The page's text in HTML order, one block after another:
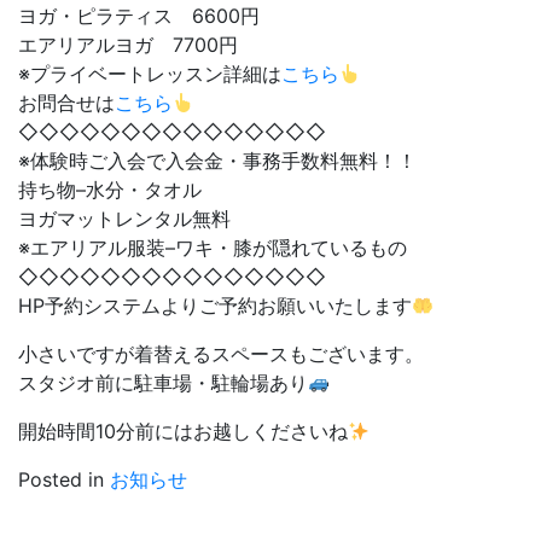
ヨガ・ピラティス 6600円
エアリアルヨガ 7700円
※プライベートレッスン詳細はこちら
お問合せはこちら
◇◇◇◇◇◇◇◇◇◇◇◇◇◇◇
※体験時ご入会で入会金・事務手数料無料！！
持ち物–水分・タオル
ヨガマットレンタル無料
※エアリアル服装–ワキ・膝が隠れているもの
◇◇◇◇◇◇◇◇◇◇◇◇◇◇◇
HP予約システムよりご予約お願いいたします
小さいですが着替えるスペースもございます。
スタジオ前に駐車場・駐輪場あり
開始時間10分前にはお越しくださいね
Posted in お知らせ